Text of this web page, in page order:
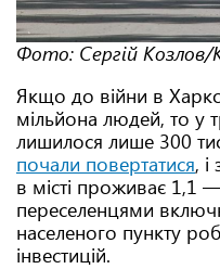
Фото: Сергій Козлов/
Якщо до війни в
мільйона людей, то у
лишилося лише 300
почали повертатися,
в місті проживає 1,1
переселенцями
населеного пункту
інвестицій.